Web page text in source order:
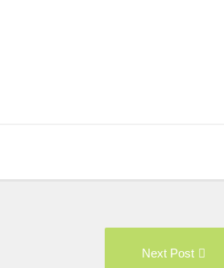
Next Post